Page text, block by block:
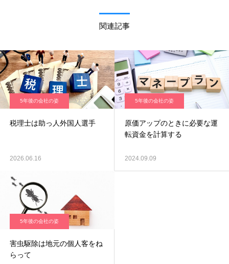
関連記事
5年後の会社の姿
税理士は助っ人外国人選手
2026.06.16
5年後の会社の姿
原価アップのときに必要な運
転資金を計算する
2024.09.09
5年後の会社の姿
害虫駆除は地元の個人客をね
らって